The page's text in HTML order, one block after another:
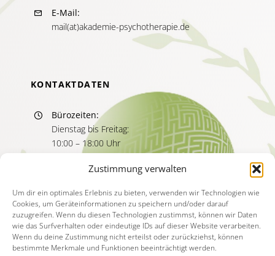
Zustimmung verwalten
Um dir ein optimales Erlebnis zu bieten, verwenden wir Technologien wie
Cookies, um Geräteinformationen zu speichern und/oder darauf
zuzugreifen. Wenn du diesen Technologien zustimmst, können wir Daten
wie das Surfverhalten oder eindeutige IDs auf dieser Website verarbeiten.
Wenn du deine Zustimmung nicht erteilst oder zurückziehst, können
bestimmte Merkmale und Funktionen beeinträchtigt werden.
E-Mail:
mail(at)akademie-psychotherapie.de
KONTAKTDATEN
Bürozeiten:
Dienstag bis Freitag:
10:00 – 18:00 Uhr
Sprechzeiten:
11:00 – 13:00 Uhr
15:00 – 17:00 Uhr